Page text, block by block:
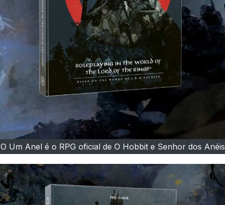
O Um Anel é o RPG oficial de O Hobbit e Senhor dos Anéis